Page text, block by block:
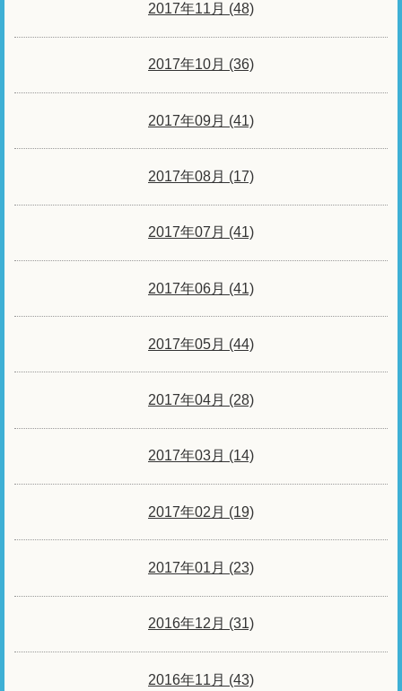
2017年11月 (48)
2017年10月 (36)
2017年09月 (41)
2017年08月 (17)
2017年07月 (41)
2017年06月 (41)
2017年05月 (44)
2017年04月 (28)
2017年03月 (14)
2017年02月 (19)
2017年01月 (23)
2016年12月 (31)
2016年11月 (43)